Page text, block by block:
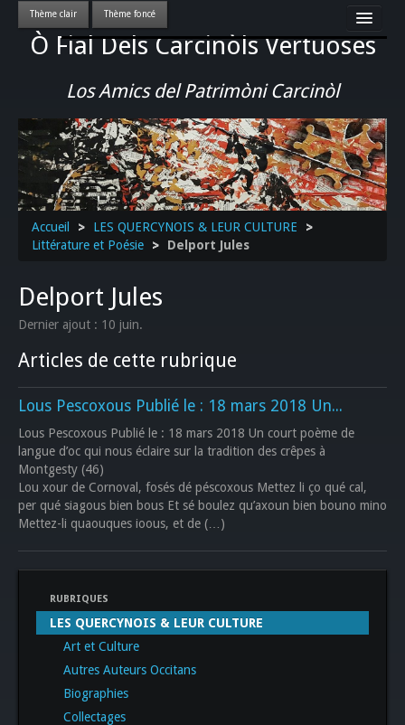
Ò Fial Dels Carcinòls Vertuoses
Los Amics del Patrimòni Carcinòl
Accueil
LES QUERCYNOIS & LEUR CULTURE
PATRIMOINE
GASTRONOMIE
ACTUALITE-CULTURE-EVENEMENTS LOCAUX
>>
Accueil > LES QUERCYNOIS & LEUR CULTURE
>
Littérature et Poésie
> Delport Jules
Delport Jules
Dernier ajout : 10 juin.
Articles de cette rubrique
Lous Pescoxous Publié le : 18 mars 2018 Un...
Lous Pescoxous Publié le : 18 mars 2018 Un court poème de
langue d’oc qui nous éclaire sur la tradition des crêpes à
Montgesty (46)
Lou xour de Cornoval, fosés dé péscoxous Mettez li ço qué cal,
per qué siagous bien bous Et sé boulez qu’axoun bien bouno mino
Mettez-li quaouques ioous, et de (…)
RUBRIQUES
LES QUERCYNOIS & LEUR CULTURE
Art et Culture
Autres Auteurs Occitans
Biographies
Collectages